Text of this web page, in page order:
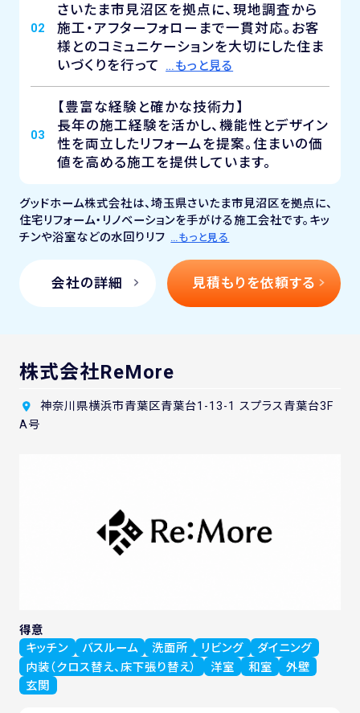
02
さいたま市見沼区を拠点に、現地調査から
施工・アフターフォローまで一貫対応。お客
様とのコミュニケーションを大切にした住ま
いづくりを行って
…もっと見る
03
【豊富な経験と確かな技術力】
長年の施工経験を活かし、機能性とデザイン
性を両立したリフォームを提案。住まいの価
値を高める施工を提供しています。
グッドホーム株式会社は、埼玉県さいたま市見沼区を拠点に、
住宅リフォーム・リノベーションを手がける施工会社です。キッ
チンや浴室などの水回りリフ …もっと見る
会社の詳細 見積もりを依頼する
株式会社ReMore
神奈川県横浜市青葉区青葉台1-13-1 スプラス青葉台3F
A号
得意
キッチン
バスルーム 洗面所 リビング
ダイニング
内装（クロス替え、床下張り替え）
洋室 和室
外壁
玄関